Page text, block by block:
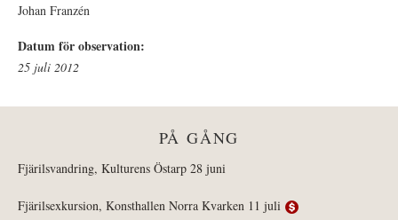
Johan Franzén
Datum för observation:
25 juli 2012
PÅ GÅNG
Fjärilsvandring, Kulturens Östarp 28 juni
Fjärilsexkursion, Konsthallen Norra Kvarken 11 juli